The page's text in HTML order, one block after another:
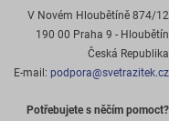
V Novém Hloubětíně 874/12
190 00 Praha 9 - Hloubětín
Česká Republika
E-mail: podpora@svetrazitek.cz
Potřebujete s něčím pomoct?